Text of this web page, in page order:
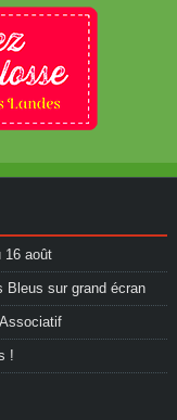
16 août
Bleus sur grand écran
!